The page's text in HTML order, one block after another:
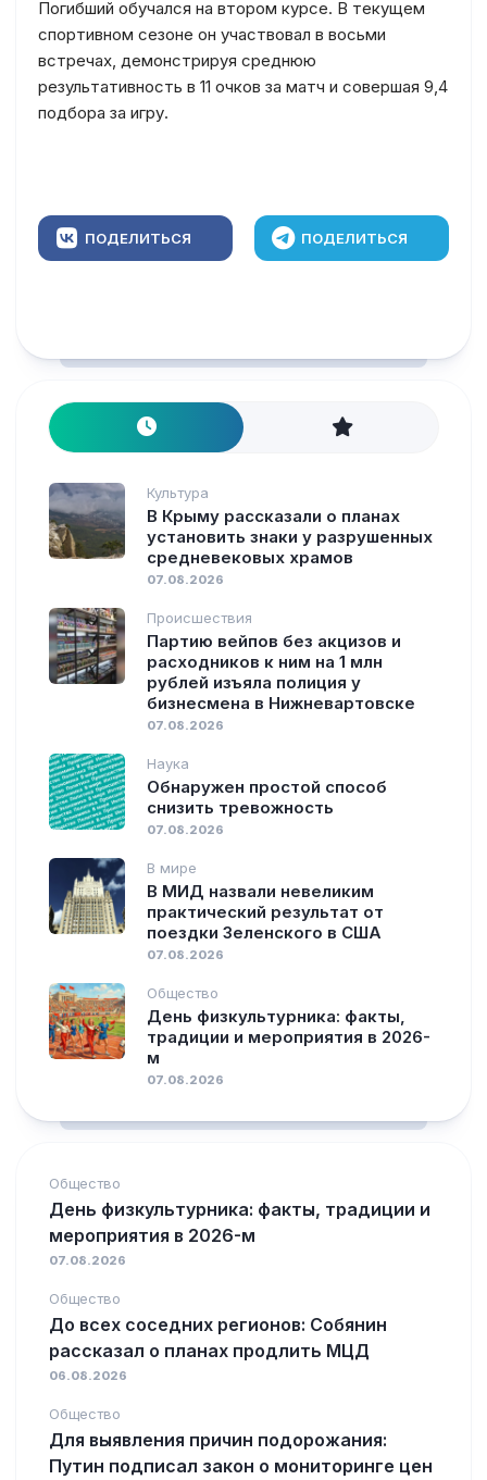
Погибший обучался на втором курсе. В текущем
спортивном сезоне он участвовал в восьми
встречах, демонстрируя среднюю
результативность в 11 очков за матч и совершая 9,4
подбора за игру.
ПОДЕЛИТЬСЯ ПОДЕЛИТЬСЯ
Культура
В Крыму рассказали о планах
установить знаки у разрушенных
средневековых храмов
07.08.2026
Происшествия
Партию вейпов без акцизов и
расходников к ним на 1 млн
рублей изъяла полиция у
бизнесмена в Нижневартовске
07.08.2026
Наука
Обнаружен простой способ
снизить тревожность
07.08.2026
В мире
В МИД назвали невеликим
практический результат от
поездки Зеленского в США
07.08.2026
Общество
День физкультурника: факты,
традиции и мероприятия в 2026-
м
07.08.2026
Общество
День физкультурника: факты, традиции и
мероприятия в 2026-м
07.08.2026
Общество
До всех соседних регионов: Собянин
рассказал о планах продлить МЦД
06.08.2026
Общество
Для выявления причин подорожания:
Путин подписал закон о мониторинге цен